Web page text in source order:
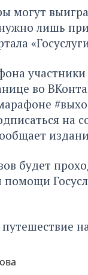
могут
лишь
во
на
будет